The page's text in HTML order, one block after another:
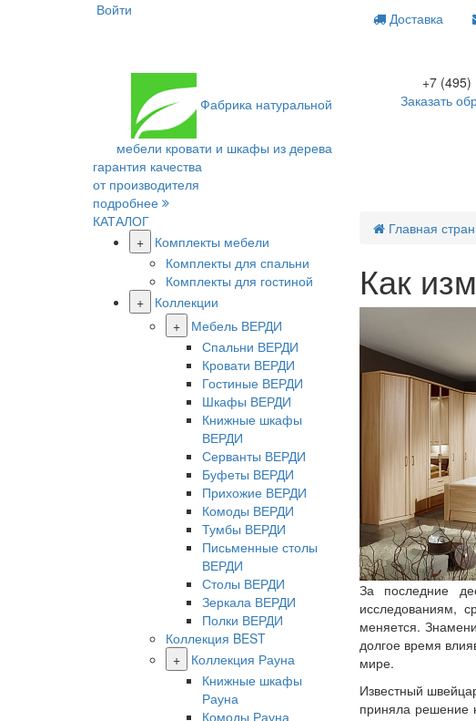
Войти Доставка
Фабрика натуральной
мебели кровати и шкафы из дерева
+7 (495)
Заказать
гарантия качества
от производителя
подробнее
КАТАЛОГ
+
Комплекты мебели
Комплекты для спальни
Комплекты для гостиной
+
Коллекции
+
Мебель ВЕРДИ
Спальни ВЕРДИ
Кровати ВЕРДИ
Гостиные ВЕРДИ
Шкафы ВЕРДИ
Книжные шкафы
ВЕРДИ
Серванты ВЕРДИ
Буфеты ВЕРДИ
Прихожие ВЕРДИ
Комоды ВЕРДИ
Тумбы ВЕРДИ
Письменные столы
ВЕРДИ
Столы ВЕРДИ
Зеркала ВЕРДИ
Полки ВЕРДИ
Коллекция BEST
+
Коллекция Рауна
Книжные шкафы
Рауна
Комоды Рауна
Главная
Как
За последние
исследованиям,
меняется.
долгое время
мире.
Известный
приняла решение